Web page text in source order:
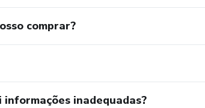
comprar?
inadequadas?